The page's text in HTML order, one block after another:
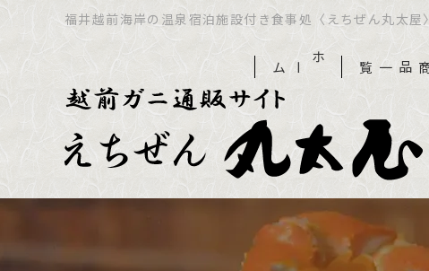
福井越前海岸の温泉宿泊施設付き食事処〈えちぜん丸太屋〉
ホーム 商品一覧